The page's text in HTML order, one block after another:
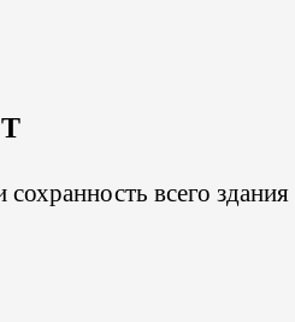
всего